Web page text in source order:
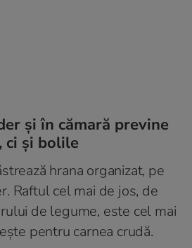
și în cămară previne
ci și bolile
hrana organizat, pe
Raftul cel mai de jos, de
de legume, este cel mai
pentru carnea crudă.